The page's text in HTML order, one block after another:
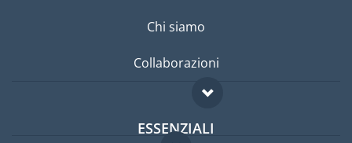
Chi siamo
Collaborazioni
ESSENZIALI